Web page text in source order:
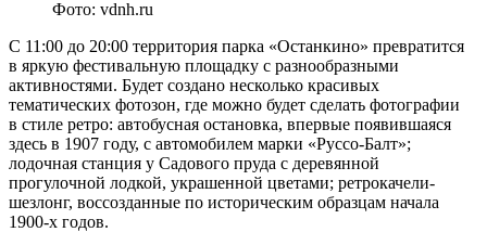
Фото: vdnh.ru
С 11:00 до 20:00 территория парка «Останкино» превратится
в яркую фестивальную площадку с разнообразными
активностями. Будет создано несколько красивых
тематических фотозон, где можно будет сделать фотографии
в стиле ретро: автобусная остановка, впервые появившаяся
здесь в 1907 году, с автомобилем марки «Руссо-Балт»;
лодочная станция у Садового пруда с деревянной
прогулочной лодкой, украшенной цветами; ретрокачели-
шезлонг, воссозданные по историческим образцам начала
1900-х годов.